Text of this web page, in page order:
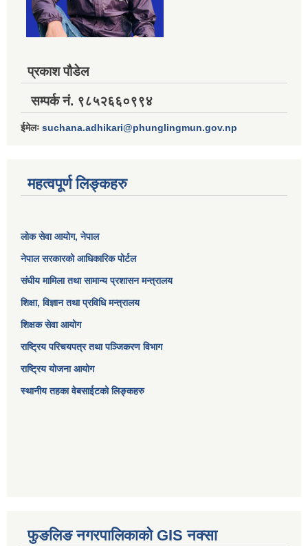
प्रकाश पौडेल
सम्पर्क नं. ९८५२६६०९९४
ईमेलः suchana.adhikari@phunglingmun.gov.np
महत्वपूर्ण लिङ्कहरु
लोक सेवा आयोग, नेपाल
नेपाल सरकारको आधिकारिक पोर्टल
संघीय मामिला तथा सामान्य प्रशासन मन्त्रालय
शिक्षा, विज्ञान तथा प्रविधि मन्त्रालय
शिक्षक सेवा आयोग
राष्ट्रिय परिचयपत्र तथा पञ्जिकरण विभाग
राष्ट्रिय योजना आयोग
स्थानीय तहका वेबसाईटको लिङ्कहरु
फुङलिङ नगरपालिकाको GIS नक्सा